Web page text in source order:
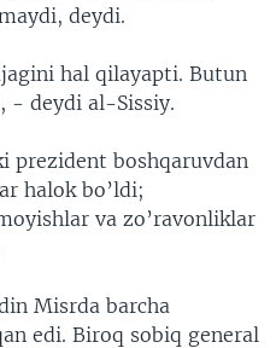
deydi.
hal qilayapti. Butun
- deydi al-Sissiy.
prezident boshqaruvdan
halok bo’ldi;
va zo’ravonliklar
Misrda barcha
edi. Biroq sobiq general